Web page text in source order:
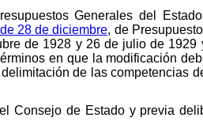
Generales del
28 de diciembre, de
de 1928 y 26 de julio de 1929
en que la modificación
de las competencias
Consejo de Estado y previa